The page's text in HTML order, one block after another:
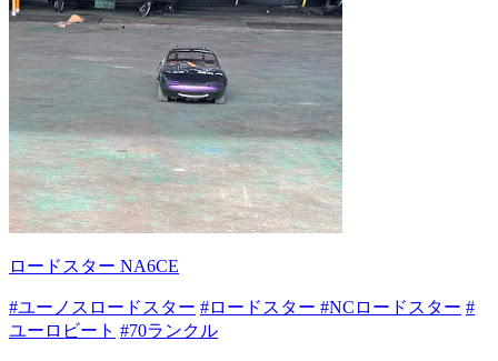
ロードスター NA6CE
#ユーノスロードスター #ロードスター #NCロードスター #
ユーロビート #70ランクル